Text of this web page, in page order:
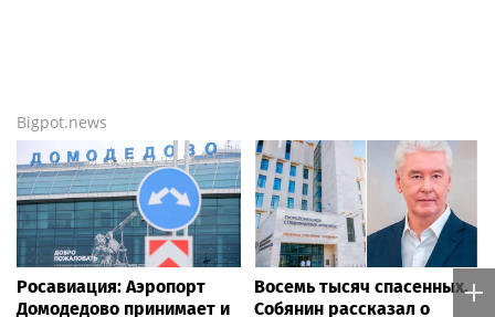
Bigpot.news
Росавиация: Аэропорт
Домодедово принимает и
Восемь тысяч спасенных.
Собянин рассказал о